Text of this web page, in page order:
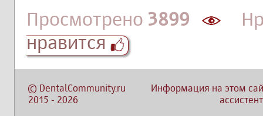
Просмотрено 3899
нравится
© DentalCommunity.ru
2015 - 2026
Информация на этом